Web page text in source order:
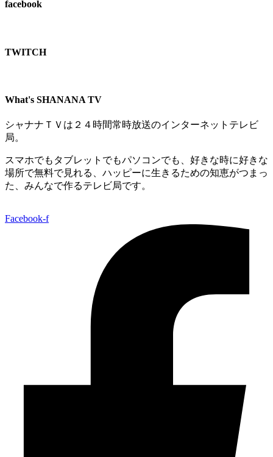
facebook
TWITCH​
What's SHANANA TV
シャナナＴＶは２４時間常時放送のインターネットテレビ
局。
スマホでもタブレットでもパソコンでも、好きな時に好きな
場所で無料で見れる、 ハッピーに生きるための知恵がつまっ
た、みんなで作るテレビ局です。
Facebook-f